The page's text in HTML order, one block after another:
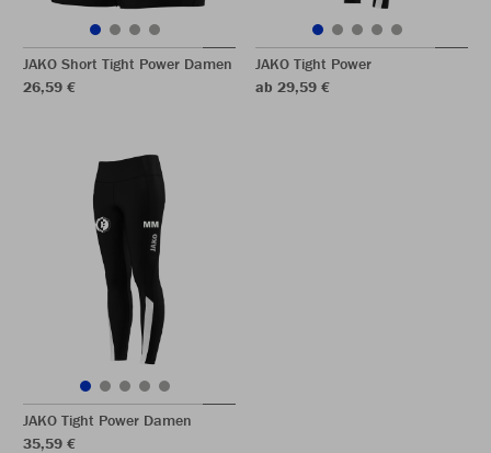
JAKO Short Tight Power Damen
26,59 €
JAKO Tight Power
ab 29,59 €
JAKO Tight Power Damen
35,59 €